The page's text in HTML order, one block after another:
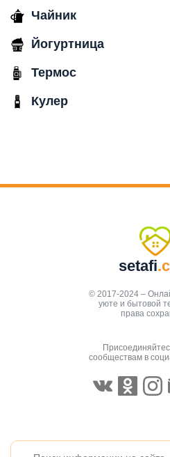
Чайник
Йогуртница
Термос
Кулер
setafi
© 2017-2024 –
уюте и бытовой
права
сообществам в